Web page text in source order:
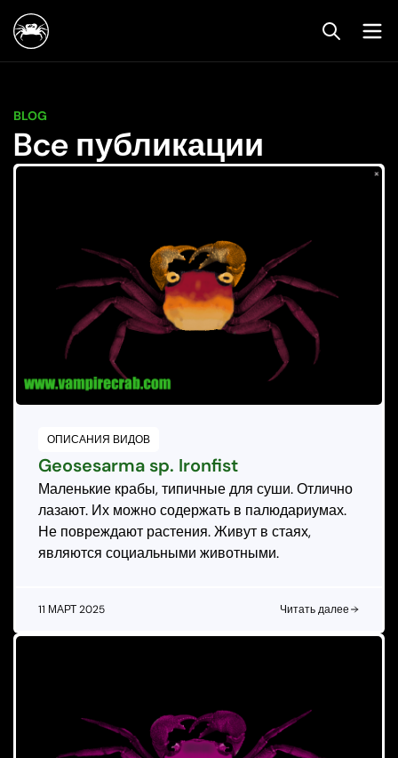
BLOG
Bce публикации
ОПИСАНИЯ ВИДОВ
Geosesarma sp. Ironfist
Маленькие крабы, типичные для суши. Отлично
лазают. Их можно содержать в палюдариумах.
Не повреждают растения. Живут в стаях,
являются социальными животными.
11 МАРТ 2025 Читать далее